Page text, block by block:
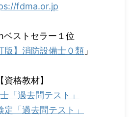
fdma.or.jp
ベストセラー１位
版】消防設備士０類 」
【資格教材】
「過去問テスト」
定「過去問テスト」